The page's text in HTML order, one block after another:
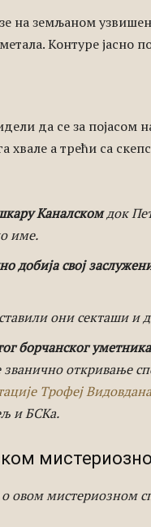
на земљаном
Контуре јасно
да се за појасом
хвале а трећи са
Каналскомдок
име.
добија свој
они секташи и
борчанског уметника
званично откривање
Трофеј Видовдана
и БСКа.
овом мистериозном